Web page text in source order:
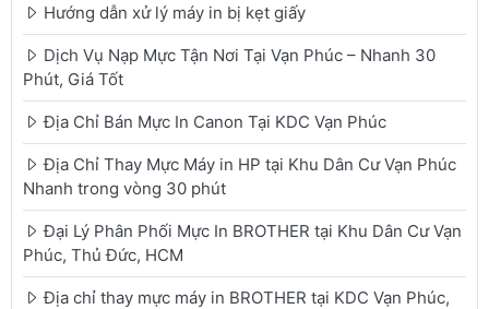
Hướng dẫn xử lý máy in bị kẹt giấy
Dịch Vụ Nạp Mực Tận Nơi Tại Vạn Phúc – Nhanh 30
Phút, Giá Tốt
Địa Chỉ Bán Mực In Canon Tại KDC Vạn Phúc
Địa Chỉ Thay Mực Máy in HP tại Khu Dân Cư Vạn Phúc
Nhanh trong vòng 30 phút
Đại Lý Phân Phối Mực In BROTHER tại Khu Dân Cư Vạn
Phúc, Thủ Đức, HCM
Địa chỉ thay mực máy in BROTHER tại KDC Vạn Phúc,